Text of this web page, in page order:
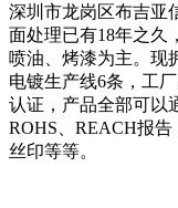
深圳市龙岗区布吉亚
面处理已有18年之久
喷油、烤漆为主。现
电镀生产线6条，工
认证，产品全部可以
ROHS、REACH报告
丝印等等。